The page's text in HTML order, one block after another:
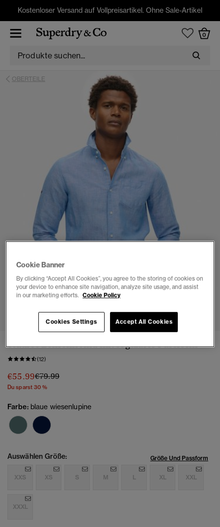
Kostenloser Versand auf Vollpreisartikel. Ohne Sale-Artikel
0
OBERTEILE
Studios Leinenhemd mit regulärer Passform
(12)
€55.99Preis wurde reduziert von
€79.99bis
Du sparst 30 %
Farbe: blaue wiesenlupine
Auswählen Größe: Größe Und Passform
XXS XS S M L XL XXL
XXXL
Cookie Banner
By clicking “Accept All Cookies”, you agree to the storing of cookies on
your device to enhance site navigation, analyze site usage, and assist
in our marketing efforts. Cookie Policy
Accept All Cookies
Cookies Settings